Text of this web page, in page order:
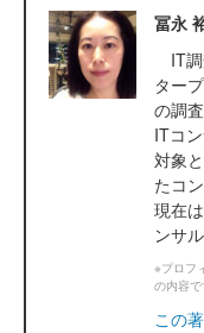
冨永
IT調
ター
の調
ITコ
対象
たコ
現在
ンサ
※プロフ
の内容
この